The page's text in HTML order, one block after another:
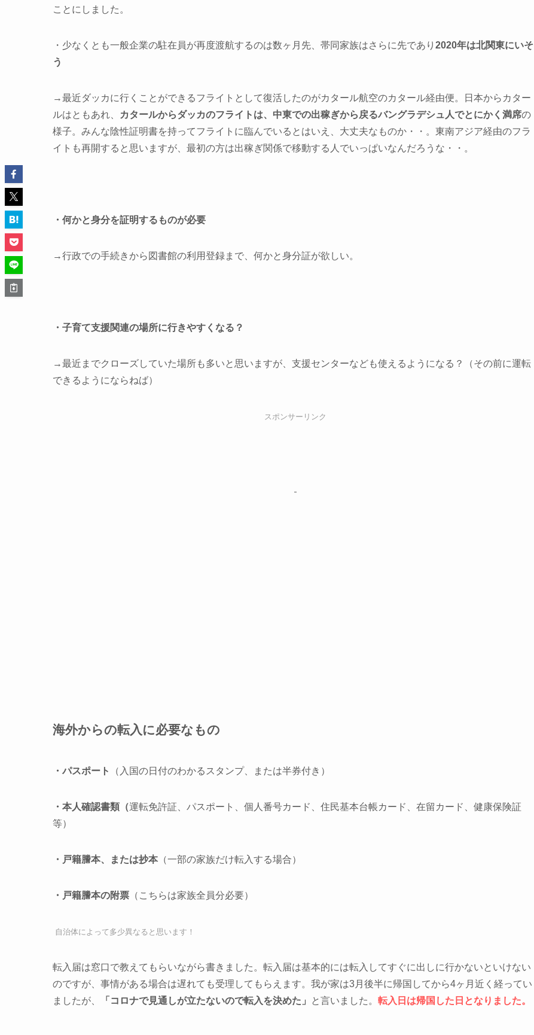
ことにしました。
・少なくとも一般企業の駐在員が再度渡航するのは数ヶ月先、帯同家族はさらに先であり 2020年は北関東にいそ
う
→最近ダッカに行くことができるフライトとして復活したのがカタール航空のカタール経由便。日本からカター
ルはともあれ、
カタールからダッカのフライトは、中東での出稼ぎから戻るバングラデシュ人でとにかく満席の
様子。みんな陰性証明書を持ってフライトに臨んでいるとはいえ、大丈夫なものか・・。東南アジア経由のフラ
イトも再開すると思いますが、最初の方は出稼ぎ関係で移動する人でいっぱいなんだろうな・・。
・何かと身分を証明するものが必要
→行政での手続きから図書館の利用登録まで、何かと身分証が欲しい。
・子育て支援関連の場所に行きやすくなる？
→最近までクローズしていた場所も多いと思いますが、支援センターなども使えるようになる？（その前に運転
できるようにならねば）
スポンサーリンク
海外からの転入に必要なもの
・パスポート （入国の日付のわかるスタンプ、または半券付き）
・本人確認書類（運転免許証、パスポート、個人番号カード、住民基本台帳カード、在留カード、健康保険証
等）
・戸籍謄本、または抄本（一部の家族だけ転入する場合）
・戸籍謄本の附票 （こちらは家族全員分必要）
自治体によって多少異なると思います！
転入届は窓口で教えてもらいながら書きました。転入届は基本的には転入してすぐに出しに行かないといけない
のですが、事情がある場合は遅れても受理してもらえます。我が家は3月後半に帰国してから4ヶ月近く経ってい
ましたが、
「コロナで見通しが立たないので転入を決めた」 と言いました。 転入日は帰国した日となりました。